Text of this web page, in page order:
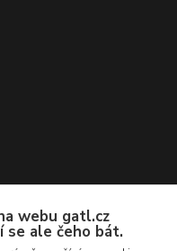
webu gatl.cz
se ale čeho bát.